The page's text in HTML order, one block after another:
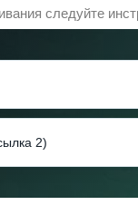
следуйте
2)